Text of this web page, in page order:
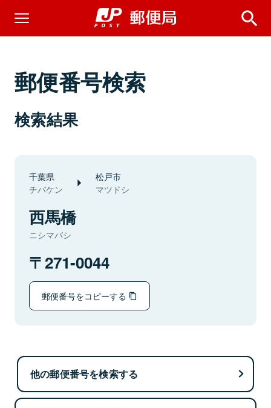
郵便番号検索
検索結果
千葉県
チバケン
松戸市
マツドシ
西馬橋
ニシマバシ
271-0044
郵便番号をコピーする
他の郵便番号を検索する